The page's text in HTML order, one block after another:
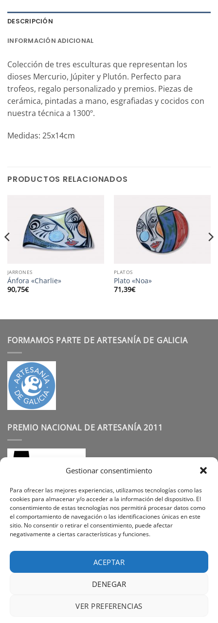
Gestionar consentimiento
Para ofrecer las mejores experiencias, utilizamos tecnologías como las
cookies para almacenar y/o acceder a la información del dispositivo. El
consentimiento de estas tecnologías nos permitirá procesar datos como
el comportamiento de navegación o las identificaciones únicas en este
sitio. No consentir o retirar el consentimiento, puede afectar
negativamente a ciertas características y funciones.
ACEPTAR
DENEGAR
VER PREFERENCIAS
DESCRIPCIÓN
INFORMACIÓN ADICIONAL
Colección de tres esculturas que representan los
dioses Mercurio, Júpiter y Plutón. Perfecto para
trofeos, regalo personalizado y premios. Piezas de
cerámica, pintadas a mano, esgrafiadas y cocidos con
nuestra técnica a 1300º.
Medidas: 25x14cm
PRODUCTOS RELACIONADOS
JARRONES
Ánfora «Charlie»
90,75€
PLATOS
Plato «Noa»
71,39€
FORMAMOS PARTE DE ARTESANÍA DE GALICIA
PREMIO NACIONAL DE ARTESANÍA 2011
SÍGUENOS